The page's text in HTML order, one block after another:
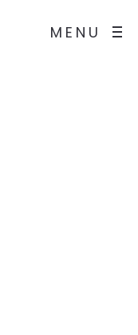
MENU